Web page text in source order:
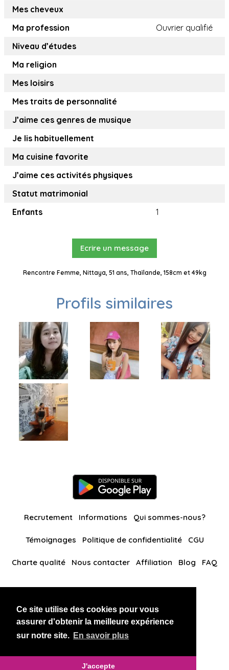
Ce site utilise des cookies pour vous
assurer d'obtenir la meilleure expérience
sur notre site. En savoir plus
J'accepte
Mes cheveux
Ma profession
Ouvrier qualifié
Niveau d’études
Ma religion
Mes loisirs
Mes traits de personnalité
J’aime ces genres de musique
Je lis habituellement
Ma cuisine favorite
J’aime ces activités physiques
Statut matrimonial
Enfants
1
Ecrire un message
Rencontre Femme, Nittaya, 51 ans, Thaïlande, 158cm et 49kg
Profils similaires
Recrutement Informations Qui sommes-nous?
Témoignages Politique de confidentialité CGU
Charte qualité Nous contacter Affiliation Blog FAQ
BlackAndBeauties RussianKisses
Copyright 2026 thaidatevip